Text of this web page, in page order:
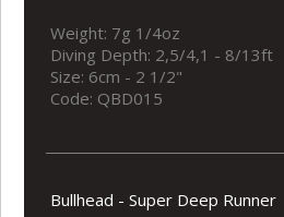
Weight: 7g 1/4oz
Diving Depth: 2,5/4,1 - 8/13ft
Size: 6cm - 2 1/2"
Code: QBD015
Bullhead - Super Deep Runner